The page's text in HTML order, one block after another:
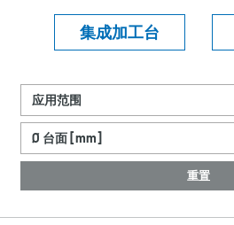
集成加工台
应用范围
Ø 台面 [mm]
重置